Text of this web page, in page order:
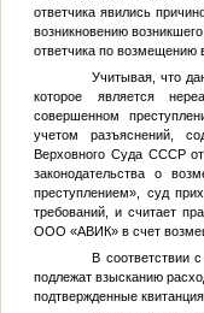
ответчика явились
возникновению
ответчика по возмещению
Учитывая, что
которое является
совершенном
учетом разъяснений,
Верховного Суда СССР от
законодательства о
преступлением», суд
требований, и считает
ООО «АВИК» в счет
В соответствии
подлежат взысканию
подтвержденные